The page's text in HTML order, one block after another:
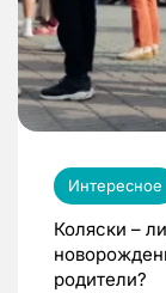
Интересное
Коляски –
родители?